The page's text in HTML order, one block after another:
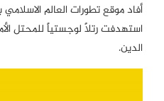
أفاد موقع تطورات العالم
استهدفت رتلاً لوجستياً للمحتل
الدين.